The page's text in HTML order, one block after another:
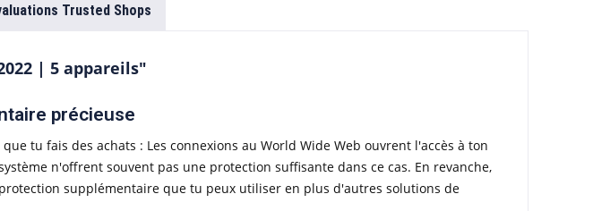
Trusted Shops
| 5 appareils"
précieuse
tu fais des achats : Les connexions au World Wide Web ouvrent l'accès à ton
n'offrent souvent pas une protection suffisante dans ce cas. En revanche,
supplémentaire que tu peux utiliser en plus d'autres solutions de